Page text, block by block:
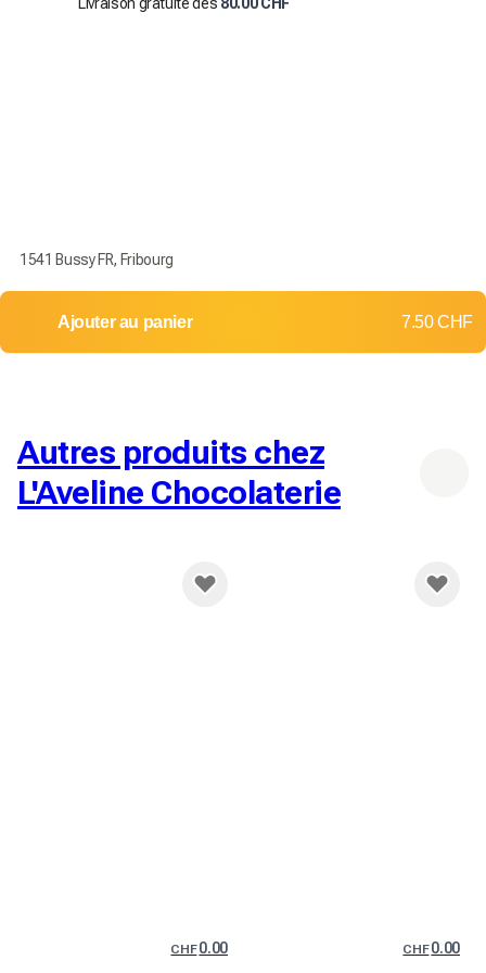
Livraison gratuite dès 80.00 CHF
1541 Bussy FR, Fribourg
Ajouter au panier 7.50 CHF
Autres produits chez
L'Aveline Chocolaterie
CHF0.00 CHF0.00